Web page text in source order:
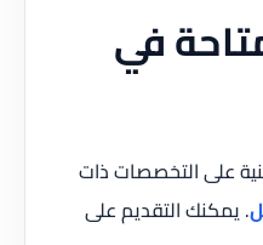
في
على التخصصات ذات
. يمكنك التقديم على